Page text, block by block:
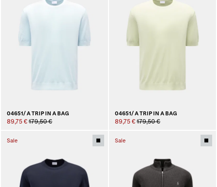
04651/ A TRIP IN A BAG
89,75 € 179,50 €
04651/ A TRIP IN A BAG
89,75 € 179,50 €
Sale Sale